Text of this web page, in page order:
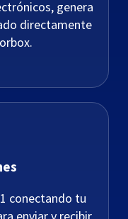
genera
directamente
conectando tu
enviar y recibir